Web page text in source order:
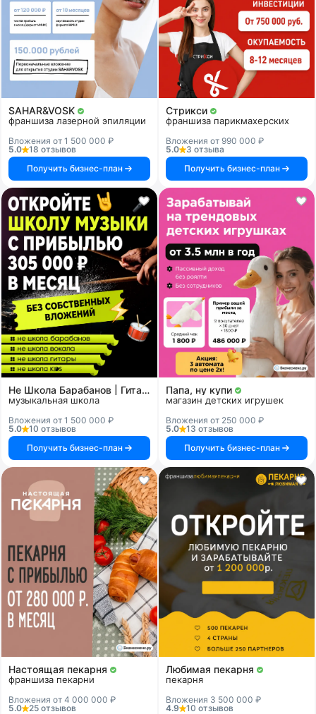
SAHAR&VOSK
франшиза лазерной эпиляции
Вложения от 1 500 000 ₽
5.0
18 отзывов
Получить бизнес-план
Стрикси
франшиза парикмахерских
Вложения от 990 000 ₽
5.0
3 отзыва
Получить бизнес-план
Не Школа Барабанов | Гитары | Вокала | KIDS
музыкальная школа
Вложения от 1 500 000 ₽
5.0
10 отзывов
Получить бизнес-план
Папа, ну купи
магазин детских игрушек
Вложения от 250 000 ₽
5.0
13 отзывов
Получить бизнес-план
Настоящая пекарня
франшиза пекарни
Вложения от 4 000 000 ₽
5.0
25 отзывов
Любимая пекарня
пекарня
Вложения 3 500 000 ₽
4.9
10 отзывов